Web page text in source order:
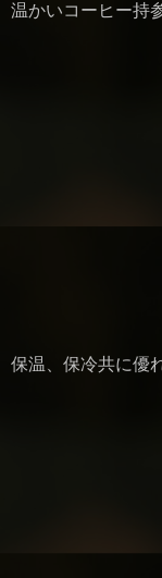
温かいコーヒー持
保温、保冷共に優